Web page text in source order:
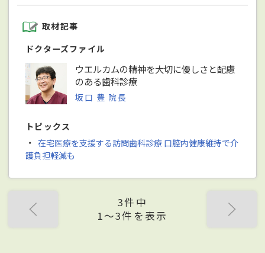
取材記事
ドクターズファイル
ウエルカムの精神を大切に優しさと配慮
のある歯科診療
坂口 豊 院長
トピックス
・ 在宅医療を支援する訪問歯科診療 口腔内健康維持で介
護負担軽減も
3件中
1〜3件を表示